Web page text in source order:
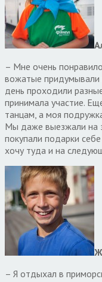
– Мне очень
вожатые придумывали
день проходили
принимала участие.
танцам, а моя
Мы даже выезжали на
покупали подарки
хочу туда и на
– Я отдыхал в